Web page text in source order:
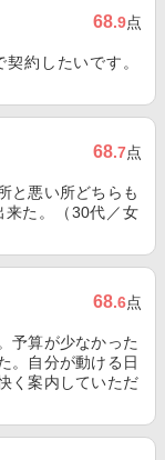
68.9点
約したいです。
68.7点
と悪い所どちらも
来た。（30代／女
68.6点
予算が少なかった
。自分が動ける日
く案内していただ